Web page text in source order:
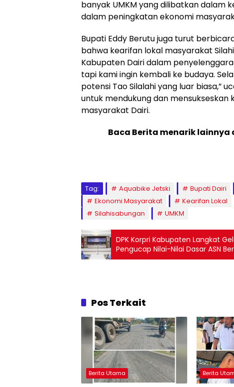
banyak UMKM yang dilibatkan dalam
dalam peningkatan ekonomi
Bupati Eddy Berutu juga turut
bahwa kearifan lokal masyarakat
Kabupaten Dairi dalam
tapi kami ingin kembali ke budaya.
potensi Tao Silalahi yang luar biasa,”
untuk mendukung dan mensukseskan
masyarakat Dairi.
Baca Berita menarik
Tag: Aquabike Jetski Bupati Dairi
Ekonomi Masyarakat
Kearifan Lokal
Silahisabungan
UMKM
DPK Korpri Kabupaten Langkat
Pengucap Nilai-Nilai Dasar ASN
Pos Terkait
Berita Utama Berita